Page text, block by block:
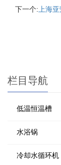
下一个: 上海
栏目导航
低温恒温槽
水浴锅
冷却水循环机